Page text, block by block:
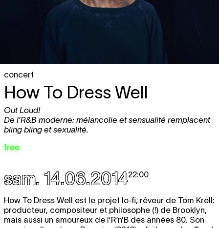
concert
How To Dress Well
Out Loud!
De l’R&B moderne: mélancolie et sensualité remplacent
bling bling et sexualité.
free
sam. 14.06.201422:00
How To Dress Well est le projet lo-fi, rêveur de Tom Krell:
producteur, compositeur et philosophe (!) de Brooklyn,
mais aussi un amoureux de l’R’n’B des années 80. Son